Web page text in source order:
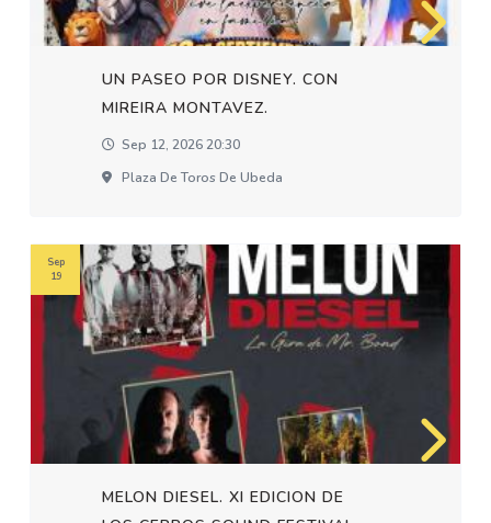
UN PASEO POR DISNEY. CON
MIREIRA MONTAVEZ.
Sep 12, 2026 20:30
Plaza De Toros De Ubeda
MELON DIESEL. XI EDICION DE
Sep
19